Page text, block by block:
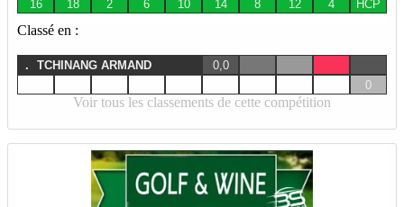
16
18 2 6 10 14 8 12 4 HCP
Classé en :
. TCHINANG ARMAND
0,0
0
Voir tous les classements de cette compétition